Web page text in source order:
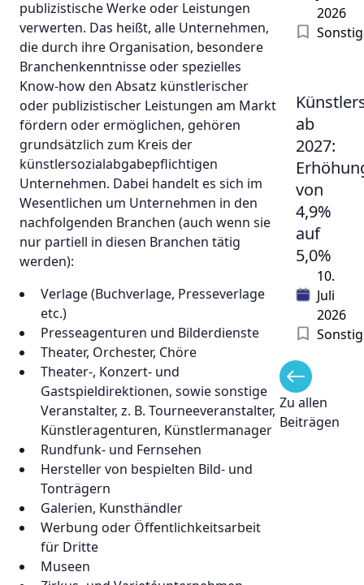
publizistische Werke oder Leistungen
verwerten. Das heißt, alle Unternehmen,
die durch ihre Organisation, besondere
Branchenkenntnisse oder spezielles
Know-how den Absatz künstlerischer
oder publizistischer Leistungen am Markt
fördern oder ermöglichen, gehören
grundsätzlich zum Kreis der
künstlersozialabgabepflichtigen
Unternehmen. Dabei handelt es sich im
Wesentlichen um Unternehmen in den
nachfolgenden Branchen (auch wenn sie
nur partiell in diesen Branchen tätig
werden):
Verlage (Buchverlage, Presseverlage
etc.)
Presseagenturen und Bilderdienste
Theater, Orchester, Chöre
Theater-, Konzert- und
Gastspieldirektionen, sowie sonstige
Veranstalter, z. B. Tourneeveranstalter,
Künstleragenturen, Künstlermanager
Rundfunk- und Fernsehen
Hersteller von bespielten Bild- und
Tonträgern
Galerien, Kunsthändler
Werbung oder Öffentlichkeitsarbeit
für Dritte
Museen
2026
ab
2027:
von
4,9%
auf
5,0%
10.
Juli
2026
Zu allen
Beiträgen